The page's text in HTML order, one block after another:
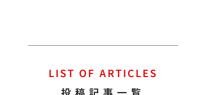
LIST OF ARTICLES